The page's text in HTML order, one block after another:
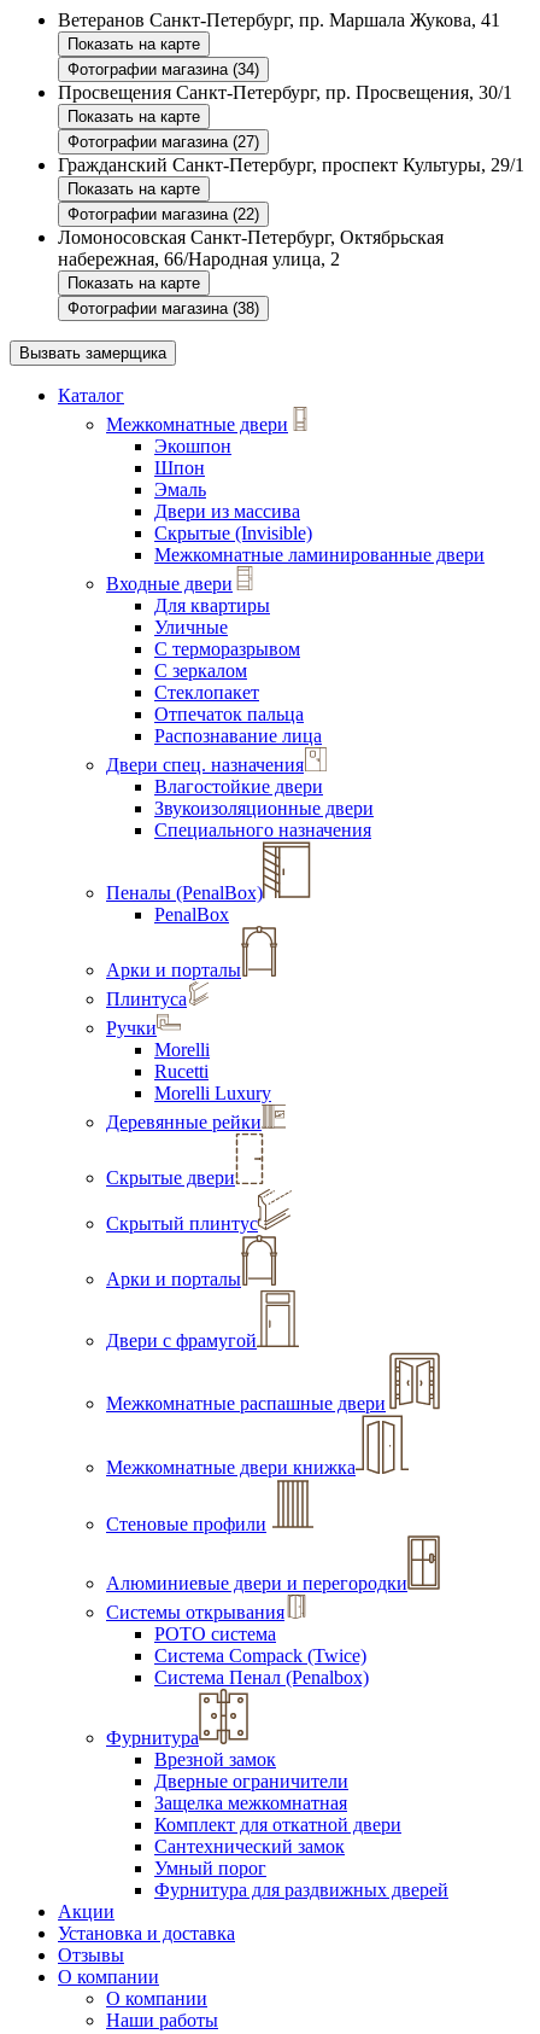
Ветеранов Санкт-Петербург, пр. Маршала Жукова, 41
Показать на карте
Фотографии магазина (34)
Просвещения Санкт-Петербург, пр. Просвещения, 30/1
Показать на карте
Фотографии магазина (27)
Гражданский Санкт-Петербург, проспект Культуры, 29/1
Показать на карте
Фотографии магазина (22)
Ломоносовская Санкт-Петербург, Октябрьская
набережная, 66/Народная улица, 2
Показать на карте
Фотографии магазина (38)
Вызвать замерщика
Каталог
Межкомнатные двери
Экошпон
Шпон
Эмаль
Двери из массива
Скрытые (Invisible)
Межкомнатные ламинированные двери
Входные двери
Для квартиры
Уличные
С терморазрывом
С зеркалом
Стеклопакет
Отпечаток пальца
Распознавание лица
Двери спец. назначения
Влагостойкие двери
Звукоизоляционные двери
Специального назначения
Пеналы (PenalBox)
PenalBox
Арки и порталы
Плинтуса
Ручки
Morelli
Rucetti
Morelli Luxury
Деревянные рейки
Скрытые двери
Скрытый плинтус
Арки и порталы
Двери с фрамугой
Межкомнатные распашные двери
Межкомнатные двери книжка
Стеновые профили
Алюминиевые двери и перегородки
Системы открывания
РОТО система
Система Compack (Twice)
Система Пенал (Penalbox)
Фурнитура
Врезной замок
Дверные ограничители
Защелка межкомнатная
Комплект для откатной двери
Сантехнический замок
Умный порог
Фурнитура для раздвижных дверей
Акции
Установка и доставка
Отзывы
О компании
О компании
Наши работы